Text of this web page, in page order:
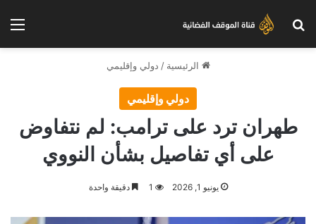
بحث عن
الرئيسية / دولي وإقليمي
دولي وإقليمي
طهران ترد على ترامب: لم نتفاوض
على أي تفاصيل بشأن النووي
يونيو 1, 2026 1 دقيقة واحدة